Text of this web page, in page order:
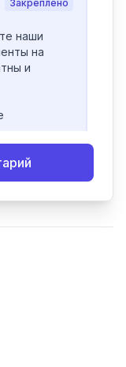
Закреплено
наши
на
и
— буду
в